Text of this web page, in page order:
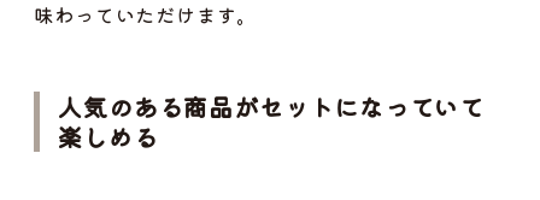
味わっていただけます。
人気のある商品がセットになっていて
楽しめる